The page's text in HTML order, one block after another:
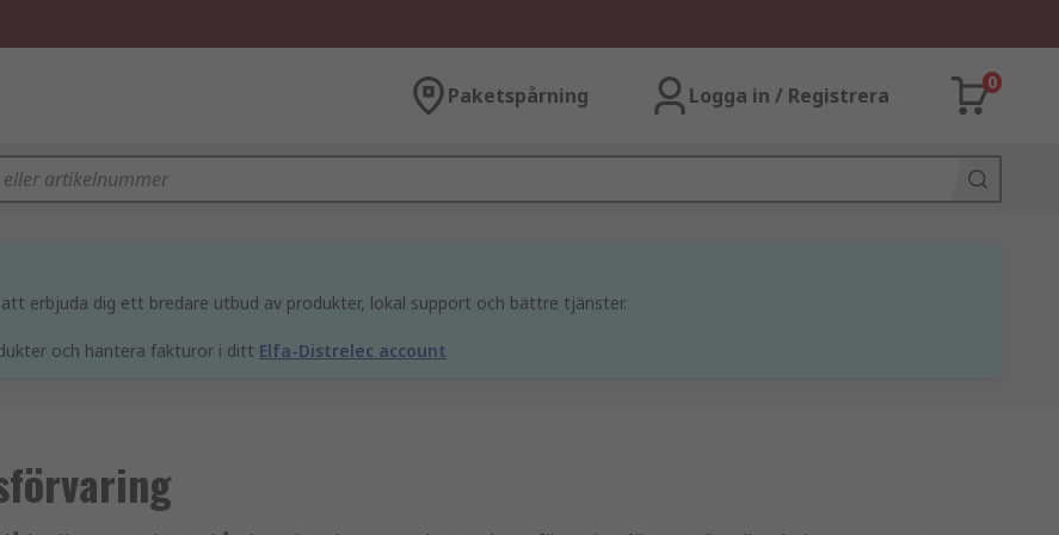
Paketspårning Logga in / Registrera
0
erbjuda dig ett bredare utbud av produkter, lokal support och bättre tjänster.
och hantera fakturor i ditt Elfa-Distrelec account